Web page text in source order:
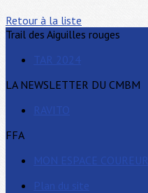
Retour à la liste
Trail des Aiguilles rouges
TAR 2024
LA NEWSLETTER DU CMBM
RAVITO
FFA
MON ESPACE COUREUR
Plan du site